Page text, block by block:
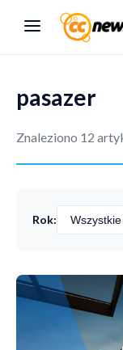
pasazer
Znaleziono 12
Rok: